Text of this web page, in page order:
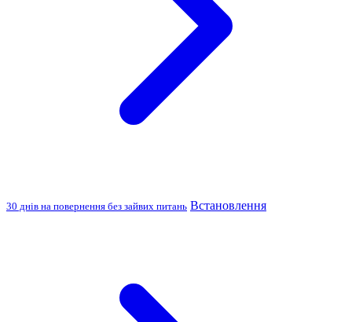
30 днів на повернення без зайвих питань Встановлення